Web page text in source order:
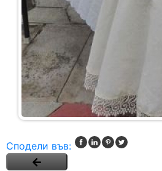
Сподели във: